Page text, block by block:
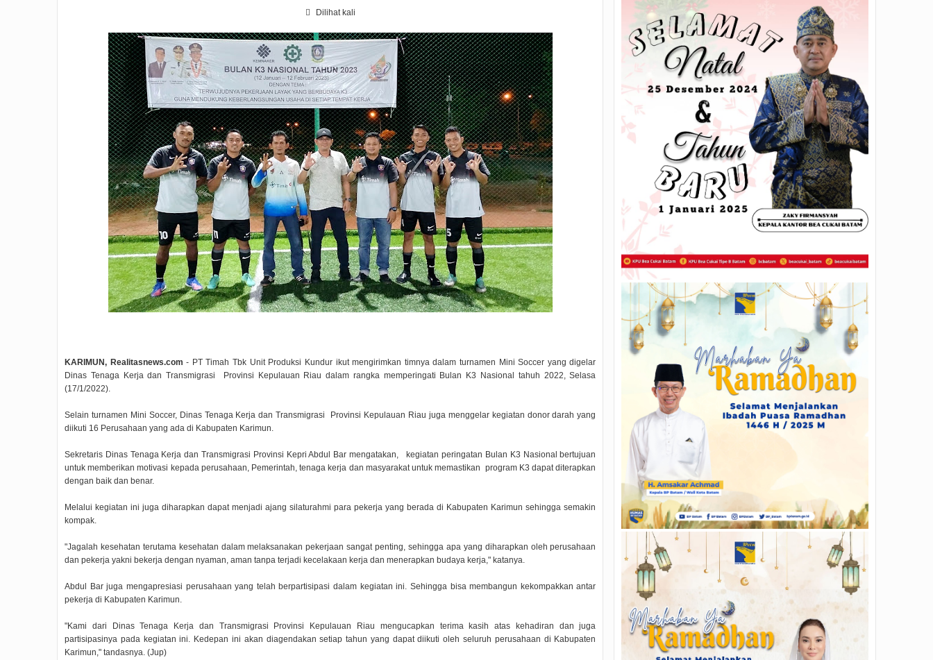
Dilihat kali
KARIMUN, Realitasnews.com - PT Timah Tbk Unit Produksi Kundur ikut mengirimkan timnya dalam turnamen Mini Soccer yang digelar
Dinas Tenaga Kerja dan Transmigrasi Provinsi Kepulauan Riau dalam rangka memperingati Bulan K3 Nasional tahuh 2022, Selasa
(17/1/2022).
Selain turnamen Mini Soccer, Dinas Tenaga Kerja dan Transmigrasi Provinsi Kepulauan Riau juga menggelar kegiatan donor darah yang
diikuti 16 Perusahaan yang ada di Kabupaten Karimun.
Sekretaris Dinas Tenaga Kerja dan Transmigrasi Provinsi Kepri Abdul Bar mengatakan, kegiatan peringatan Bulan K3 Nasional bertujuan
untuk memberikan motivasi kepada perusahaan, Pemerintah, tenaga kerja dan masyarakat untuk memastikan program K3 dapat diterapkan
dengan baik dan benar.
Melalui kegiatan ini juga diharapkan dapat menjadi ajang silaturahmi para pekerja yang berada di Kabupaten Karimun sehingga semakin
kompak.
"Jagalah kesehatan terutama kesehatan dalam melaksanakan pekerjaan sangat penting, sehingga apa yang diharapkan oleh perusahaan
dan pekerja yakni bekerja dengan nyaman, aman tanpa terjadi kecelakaan kerja dan menerapkan budaya kerja," katanya.
Abdul Bar juga mengapresiasi perusahaan yang telah berpartisipasi dalam kegiatan ini. Sehingga bisa membangun kekompakkan antar
pekerja di Kabupaten Karimun.
"Kami dari Dinas Tenaga Kerja dan Transmigrasi Provinsi Kepulauan Riau mengucapkan terima kasih atas kehadiran dan juga
partisipasinya pada kegiatan ini. Kedepan ini akan diagendakan setiap tahun yang dapat diikuti oleh seluruh perusahaan di Kabupaten
Karimun," tandasnya. (Jup)